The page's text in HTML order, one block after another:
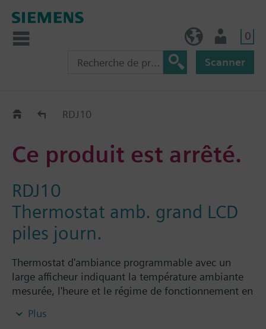
0
Scanner
Old2NewRDJ10
Ce produit est arrêté.
RDJ10
Thermostat amb. grand LCD
piles journ.
Thermostat d'ambiance programmable avec un
large afficheur indiquant la température ambiante
mesurée, l'heure et le régime de fonctionnement en
La rotation à droite ou à gauche du grand bouton
Plus